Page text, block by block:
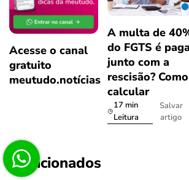
Acesse o canal
gratuito
meutudo.notícias
A multa de
do FGTS é paga
junto com a
rescisão? Como
calcular
17 min
Leitura
Salvar
artigo
Relacionados